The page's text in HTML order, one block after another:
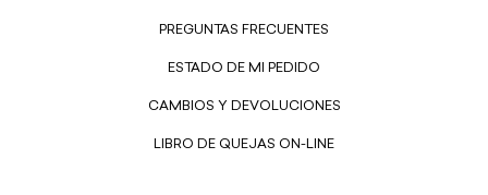
PREGUNTAS FRECUENTES
ESTADO DE MI PEDIDO
CAMBIOS Y DEVOLUCIONES
LIBRO DE QUEJAS ON-LINE